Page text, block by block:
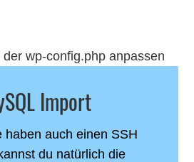
wp-config.php anpassen
Import
haben auch einen SSH
du natürlich die